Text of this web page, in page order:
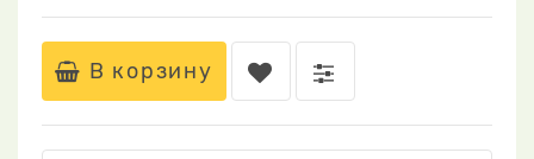
В корзину